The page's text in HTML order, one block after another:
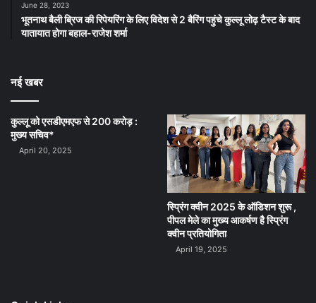
June 28, 2023
भूतनाथ बैली ब्रिज की रिपेयरिंग के लिए विदेश से 2 बैरिंग पहुंचे कुल्लू लोढ़ टैस्ट के बाद
यातायात होगा बहाल-राजेश शर्मा
नई खबर
कुल्लू को एसडीएमएफ से 200 करोड़ :
मुख्य सचिव*
April 20, 2025
स्प्रिंग क्वीन 2025 के ऑडिशन शुरू ,
पीपल मेले का मुख्य आकर्षण है स्प्रिंग
क्वीन प्रतियोगिता
April 19, 2025